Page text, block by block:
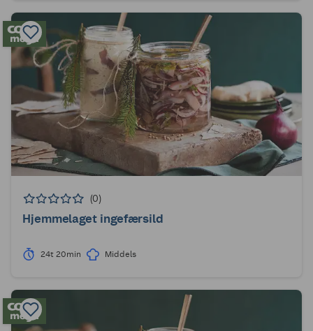
(0)
Hjemmelaget ingefærsild
24t 20min Middels